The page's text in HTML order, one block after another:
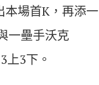
本場首K，再添一
一壘手沃克
上3下。